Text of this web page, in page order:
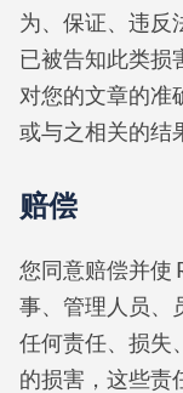
为、保证、违反
已被告知此类损
对您的文章的准
或与之相关的结
赔偿
您同意赔偿并使
事、管理人员、
任何责任、损失
的损害，这些责